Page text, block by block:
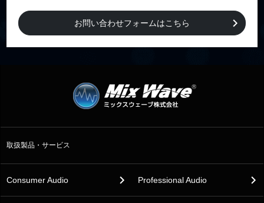
お問い合わせフォームはこちら
取扱製品・サービス
Consumer Audio Professional Audio